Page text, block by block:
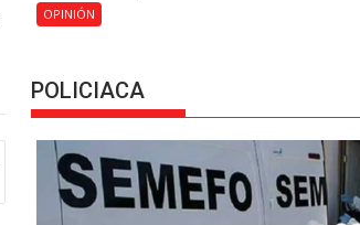
OPINIÓN
POLICIACA